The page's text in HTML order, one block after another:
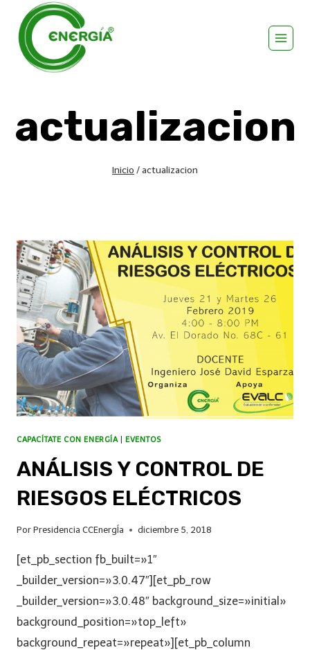
actualizacion
Inicio /actualizacion
CAPACÍTATE CON ENERGÍA|EVENTOS
ANÁLISIS Y CONTROL DE
RIESGOS ELÉCTRICOS
Por Presidencia CCEnergÍa diciembre 5, 2018
[et_pb_section fb_built=»1″
_builder_version=»3.0.47″][et_pb_row
_builder_version=»3.0.48″ background_size=»initial»
background_position=»top_left»
background_repeat=»repeat»][et_pb_column